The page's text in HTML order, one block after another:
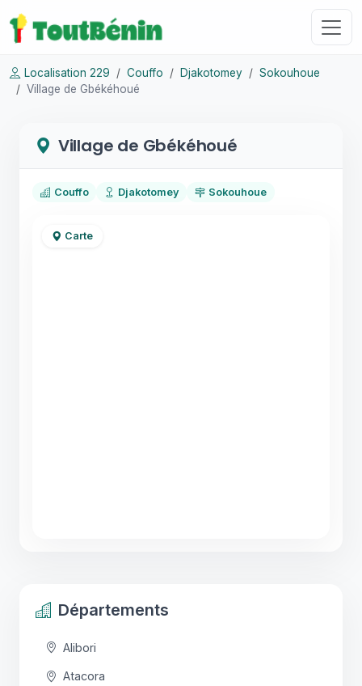
Localisation 229 Couffo Djakotomey
Sokouhoue
Village de Gbékéhoué
Village de Gbékéhoué
Couffo Djakotomey Sokouhoue
Carte
Départements
Alibori
Atacora